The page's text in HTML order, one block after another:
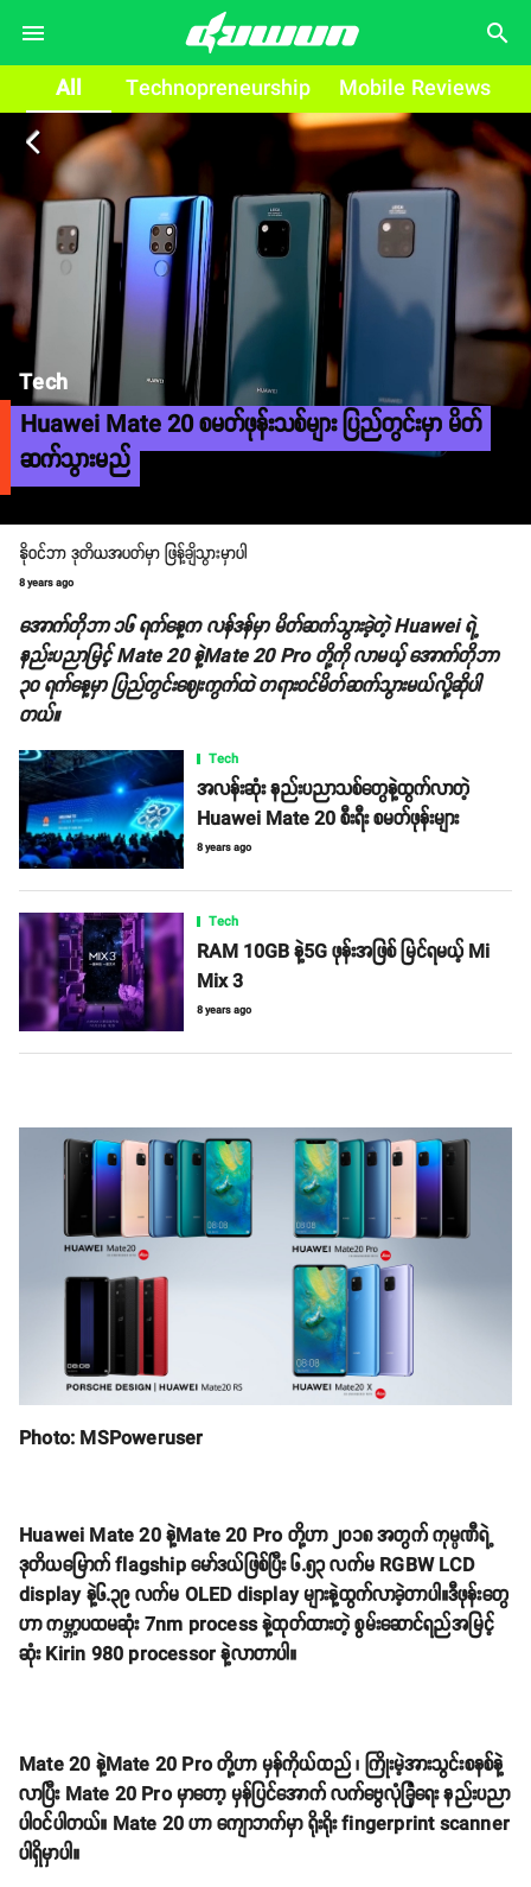
search
All Technopreneurship Mobile Reviews
arrow_back_ios
Tech
Huawei Mate 20 စမတ်ဖုန်းသစ်များ ပြည်တွင်းမှာ မိတ်
ဆက်သွားမည်
နိုဝင်ဘာ ဒုတိယအပတ်မှာ ဖြန့်ချိသွားမှာပါ
8 years ago
အောက်တိုဘာ ၁၆ ရက်နေ့က လန်ဒန်မှာ မိတ်ဆက်သွားခဲ့တဲ့ Huawei ရဲ့
နည်းပညာမြင့် Mate 20 နဲ့Mate 20 Pro တို့ကို လာမယ့် အောက်တိုဘာ
၃၀ ရက်နေ့မှာ ပြည်တွင်းဈေးကွက်ထဲ တရားဝင်မိတ်ဆက်သွားမယ်လို့ဆိုပါ
တယ်။
Tech
အလန်းဆုံး နည်းပညာသစ်တွေနဲ့ထွက်လာတဲ့
Huawei Mate 20 စီးရီး စမတ်ဖုန်းများ
8 years ago
Tech
RAM 10GB နဲ့5G ဖုန်းအဖြစ် မြင်ရမယ့် Mi
Mix 3
8 years ago
Photo: MSPoweruser
Huawei Mate 20 နဲ့Mate 20 Pro တို့ဟာ ၂၀၁၈ အတွက် ကုမ္ပဏီရဲ့
ဒုတိယမြောက် flagship မော်ဒယ်ဖြစ်ပြီး ၆.၅၃ လက်မ RGBW LCD
display နဲ့၆.၃၉ လက်မ OLED display များနဲ့ထွက်လာခဲ့တာပါ။ဒီဖုန်းတွေ
ဟာ ကမ္ဘာ့ပထမဆုံး 7nm process နဲ့ထုတ်ထားတဲ့ စွမ်းဆောင်ရည်အမြင့်
ဆုံး Kirin 980 processor နဲ့လာတာပါ။
Mate 20 နဲ့Mate 20 Pro တို့ဟာ မှန်ကိုယ်ထည် ၊ ကြိုးမဲ့အားသွင်းစနစ်နဲ့
လာပြီး Mate 20 Pro မှာတော့ မှန်ပြင်အောက် လက်ဗွေလုံခြုံရေး နည်းပညာ
ပါဝင်ပါတယ်။ Mate 20 ဟာ ကျောဘက်မှာ ရိုးရိုး fingerprint scanner
ပါရှိမှာပါ။